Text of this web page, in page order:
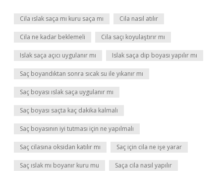
Cila ıslak saça mı kuru saça mı Cila nasıl atılır
Cila ne kadar beklemeli Cila saçı koyulaştırır mı
Islak saça açıcı uygulanır mı Islak saça dip boyası yapılır mı
Saç boyandıktan sonra sıcak su ile yıkanır mı
Saç boyası ıslak saça uygulanır mı
Saç boyası saçta kaç dakika kalmalı
Saç boyasının iyi tutması için ne yapılmalı
Saç cilasına oksidan katılır mı Saç için cila ne işe yarar
Saç ıslak mı boyanır kuru mu Saça cila nasıl yapılır